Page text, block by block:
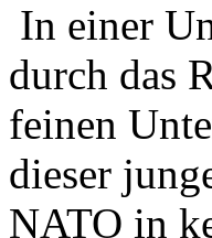
In einer
durch das
feinen
dieser
NATO in